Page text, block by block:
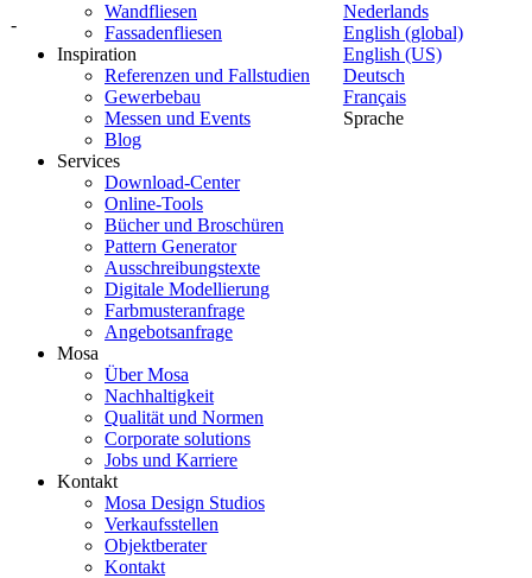
-
Nederlands
English (global)
English (US)
Deutsch
Français
Sprache
Wandfliesen
Fassadenfliesen
Inspiration
Referenzen und Fallstudien
Gewerbebau
Messen und Events
Blog
Services
Download-Center
Online-Tools
Bücher und Broschüren
Pattern Generator
Ausschreibungstexte
Digitale Modellierung
Farbmusteranfrage
Angebotsanfrage
Mosa
Über Mosa
Nachhaltigkeit
Qualität und Normen
Corporate solutions
Jobs und Karriere
Kontakt
Mosa Design Studios
Verkaufsstellen
Objektberater
Kontakt